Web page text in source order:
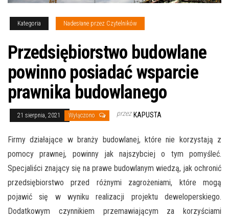
Kategoria Nadesłane przez Czytelników
Przedsiębiorstwo budowlane
powinno posiadać wsparcie
prawnika budowlanego
21 sierpnia, 2021 Wyłączono przez KAPUSTA
Firmy działające w branży budowlanej, które nie korzystają z
pomocy prawnej, powinny jak najszybciej o tym pomyśleć.
Specjaliści znający się na prawe budowlanym wiedzą, jak ochronić
przedsiębiorstwo przed różnymi zagrożeniami, które mogą
pojawić się w wyniku realizacji projektu deweloperskiego.
Dodatkowym czynnikiem przemawiającym za korzyściami